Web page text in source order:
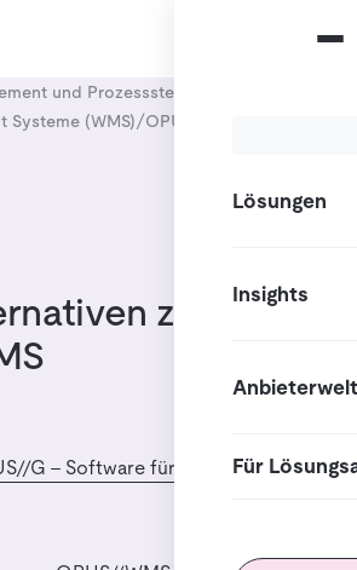
Lösungen
Insights
Anbieterwelt
Für
und Prozesssteuerung
Systeme (WMS)/OPUS//WMS
zu
G - Software für Logistik